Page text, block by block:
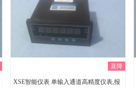
直降
XSE智能仪表 单输入通道高精度仪表,报